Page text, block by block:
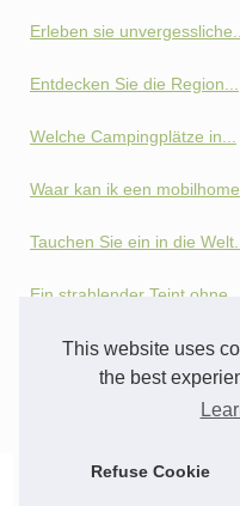
This website uses
the best
Refuse Cookie
Erleben sie unvergessliche...
Entdecken Sie die Region...
Welche Campingplätze in...
Waar kan ik een
Tauchen Sie ein in die Welt...
Ein strahlender Teint ohne...
Feuchtigkeitscreme im
Oktoberfest-tours.eu